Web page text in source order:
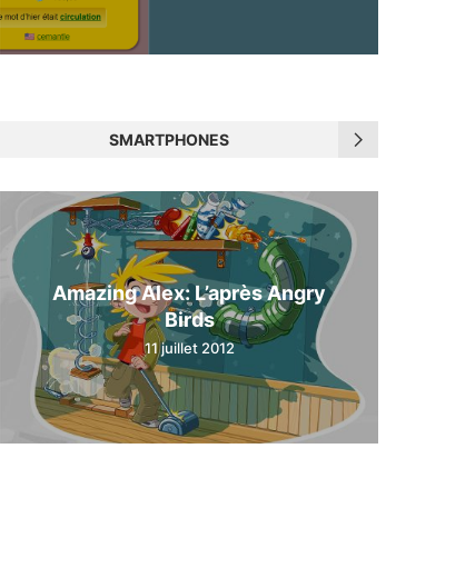
SMARTPHONES
Amazing Alex: L’après Angry
Birds
11 juillet 2012